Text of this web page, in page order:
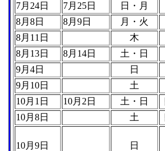
7月24日
7月25日 日・月
8月8日
8月9日 月・火
8月11日
木
8月13日
8月14日 土・日
9月4日
日
9月10日
土
10月1日
10月2日 土・日
10月8日
土
10月9日 日